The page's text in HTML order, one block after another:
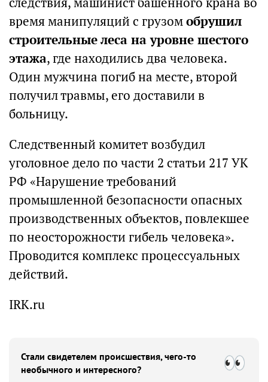
время манипуляций с грузомобрушил
строительные леса на уровне шестого
этажа, где находились два человека.
Один мужчина погиб на месте, второй
получил травмы, его доставили в
больницу.
Следственный комитет возбудил
уголовное дело по части 2 статьи 217 УК
РФ «Нарушение требований
промышленной безопасности опасных
производственных объектов, повлекшее
по неосторожности гибель человека».
Проводится комплекс процессуальных
действий.
IRK.ru
Стали свидетелем происшествия, чего-то
необычного и интересного?